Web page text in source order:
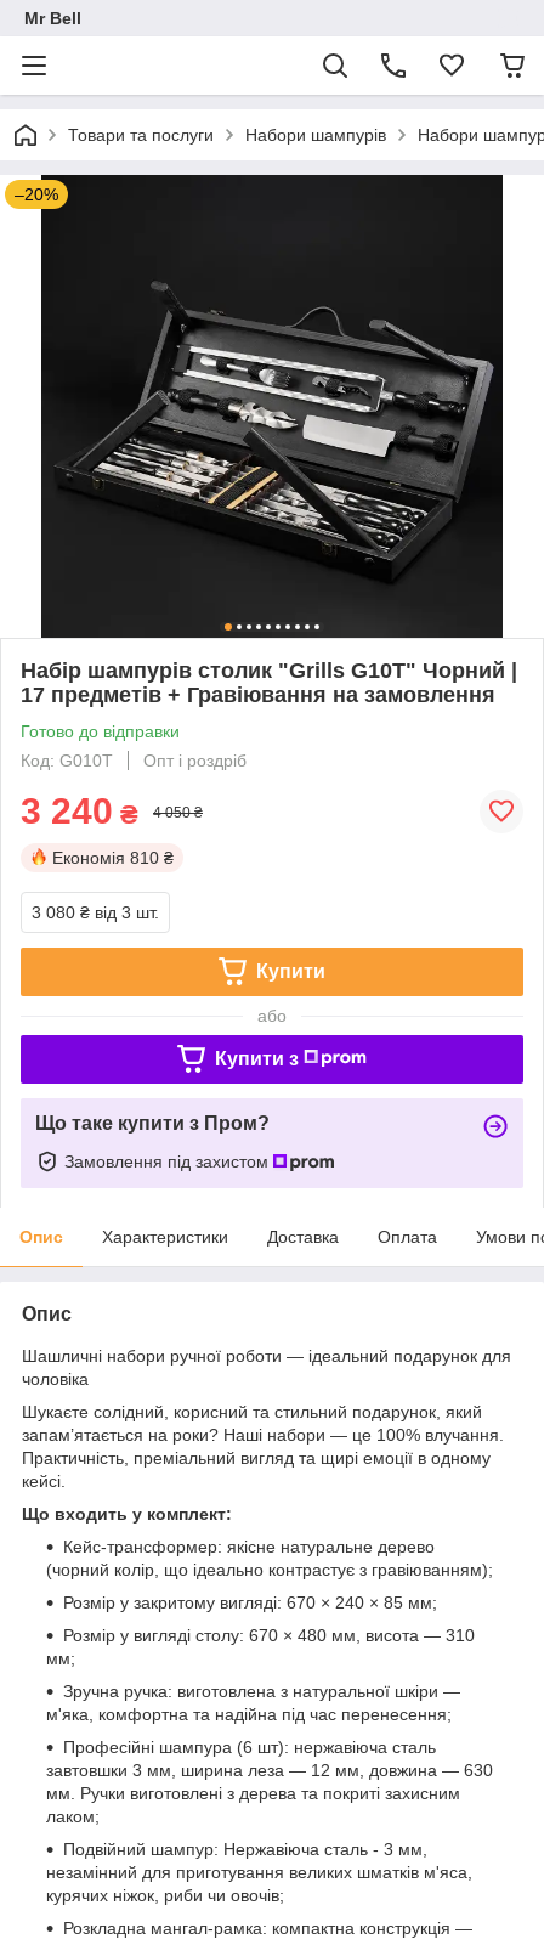
Mr Bell
Товари та послуги Набори шампурів Набори
–20%
Набір шампурів столик "Grills G10T" Чорний |
17 предметів + Гравіювання на замовлення
Готово до відправки
Код: G010T
Опт і роздріб
3 240 ₴ 4 050 ₴
Економія 810 ₴
3 080 ₴ від 3 шт.
Купити
або
Купити з
Що таке купити з Пром?
Замовлення під захистом
Опис Характеристики Доставка Оплата Умови
Опис
Шашличні набори ручної роботи — ідеальний подарунок для
чоловіка
Шукаєте солідний, корисний та стильний подарунок, який
запам’ятається на роки? Наші набори — це 100% влучання.
Практичність, преміальний вигляд та щирі емоції в одному
кейсі.
Що входить у комплект:
Кейс-трансформер: якісне натуральне дерево
(чорний колір, що ідеально контрастує з гравіюванням);
Розмір у закритому вигляді: 670 × 240 × 85 мм;
Розмір у вигляді столу: 670 × 480 мм, висота — 310
мм;
Зручна ручка: виготовлена з натуральної шкіри —
м'яка, комфортна та надійна під час перенесення;
Професійні шампура (6 шт): нержавіюча сталь
завтовшки 3 мм, ширина леза — 12 мм, довжина — 630
мм. Ручки виготовлені з дерева та покриті захисним
лаком;
Подвійний шампур: Нержавіюча сталь - 3 мм,
незамінний для приготування великих шматків м'яса,
курячих ніжок, риби чи овочів;
Розкладна мангал-рамка: компактна конструкція —